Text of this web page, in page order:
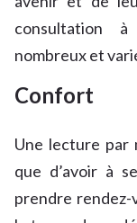
consultation
nombreux et
Confort
Une lecture par
que d’avoir à
prendre rendez-